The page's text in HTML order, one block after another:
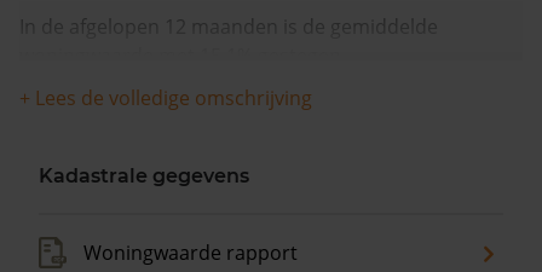
In de afgelopen 12 maanden is de gemiddelde
+ Lees de volledige omschrijving
Kadastrale gegevens
Woningwaarde rapport